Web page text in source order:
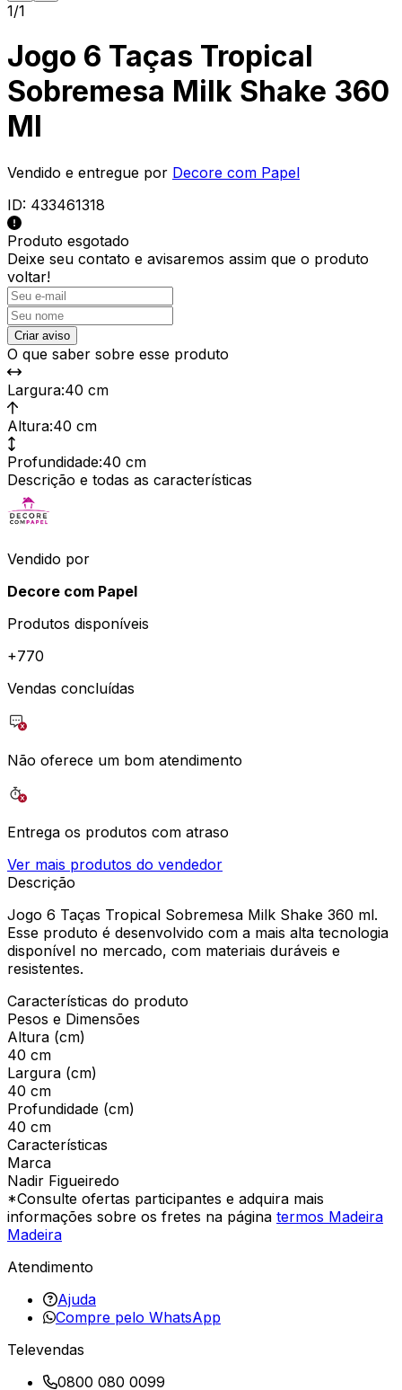
1/1
Jogo 6 Taças Tropical
Sobremesa Milk Shake 360
Ml
Vendido e entregue por Decore com Papel
ID: 433461318
Produto esgotado
Deixe seu contato e avisaremos assim que o produto
voltar!
Criar aviso
O que saber sobre esse produto
Largura:40 cm
Altura:40 cm
Profundidade:40 cm
Descrição e todas as características
Vendido por
Decore com Papel
Produtos disponíveis
+770
Vendas concluídas
Não oferece um bom atendimento
Entrega os produtos com atraso
Ver mais produtos do vendedor
Descrição
Jogo 6 Taças Tropical Sobremesa Milk Shake 360 ml.
Esse produto é desenvolvido com a mais alta tecnologia
disponível no mercado, com materiais duráveis e
resistentes.
Características do produto
Pesos e Dimensões
Altura (cm)
40 cm
Largura (cm)
40 cm
Profundidade (cm)
40 cm
Características
Marca
Nadir Figueiredo
*Consulte ofertas participantes e adquira mais
informações sobre os fretes na página termos Madeira
Madeira
Atendimento
Ajuda
Compre pelo WhatsApp
Televendas
0800 080 0099